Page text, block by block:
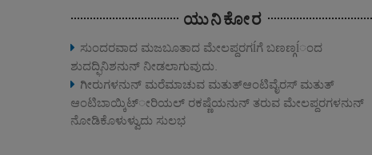
ಯುನಿಕೋರ
ಸುಂದರವಾದ ಮಜಬೂತಾದ ಮೇಲಪ್ದರಗĺಗೆ ಬಣಣ್ಗĺಂದ
ಶುದದ್ಫಿನಿಶನುನ್ ನೀಡಲಾಗುವುದು.
ಗೀರುಗಳನುನ್ ಮರೆಮಾಚುವ ಮತುತ್ಆಂಟಿವೈರಸ್ ಮತುತ್
ಆಂಟಿಬಾಯ್ಕಿಟ್ೕರಿಯಲ್ ರಕಷ್ಣೆಯನುನ್ ತರುವ ಮೇಲಪ್ದರಗಳನುನ್
ನೋಡಿಕೊಳುಳ್ವುದು ಸುಲಭ